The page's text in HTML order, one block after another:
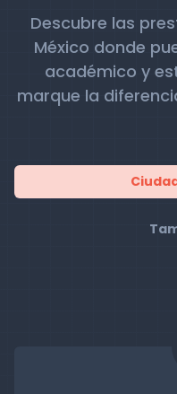
Descubre las
México donde
académico y
marque la